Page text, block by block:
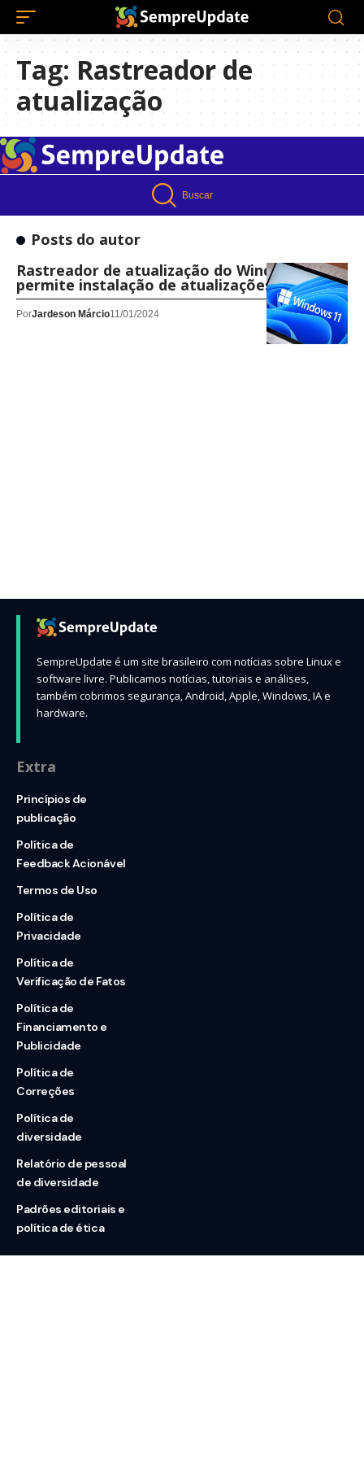
Tag: Rastreador de
atualização
Buscar
Posts do autor
Rastreador de atualização do Windows 11
permite instalação de atualizações recentes
PorJardeson Márcio11/01/2024
SempreUpdate é um site brasileiro com notícias sobre Linux e
software livre. Publicamos notícias, tutoriais e análises,
também cobrimos segurança, Android, Apple, Windows, IA e
hardware.
Extra
Princípios de
publicação
Política de
Feedback Acionável
Termos de Uso
Política de
Privacidade
Política de
Verificação de Fatos
Política de
Financiamento e
Publicidade
Política de
Correções
Política de
diversidade
Relatório de pessoal
de diversidade
Padrões editoriais e
política de ética